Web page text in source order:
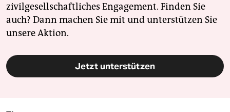
zivilgesellschaftliches Engagement. Finden Sie
auch? Dann machen Sie mit und unterstützen Sie
unsere Aktion.
Jetzt unterstützen